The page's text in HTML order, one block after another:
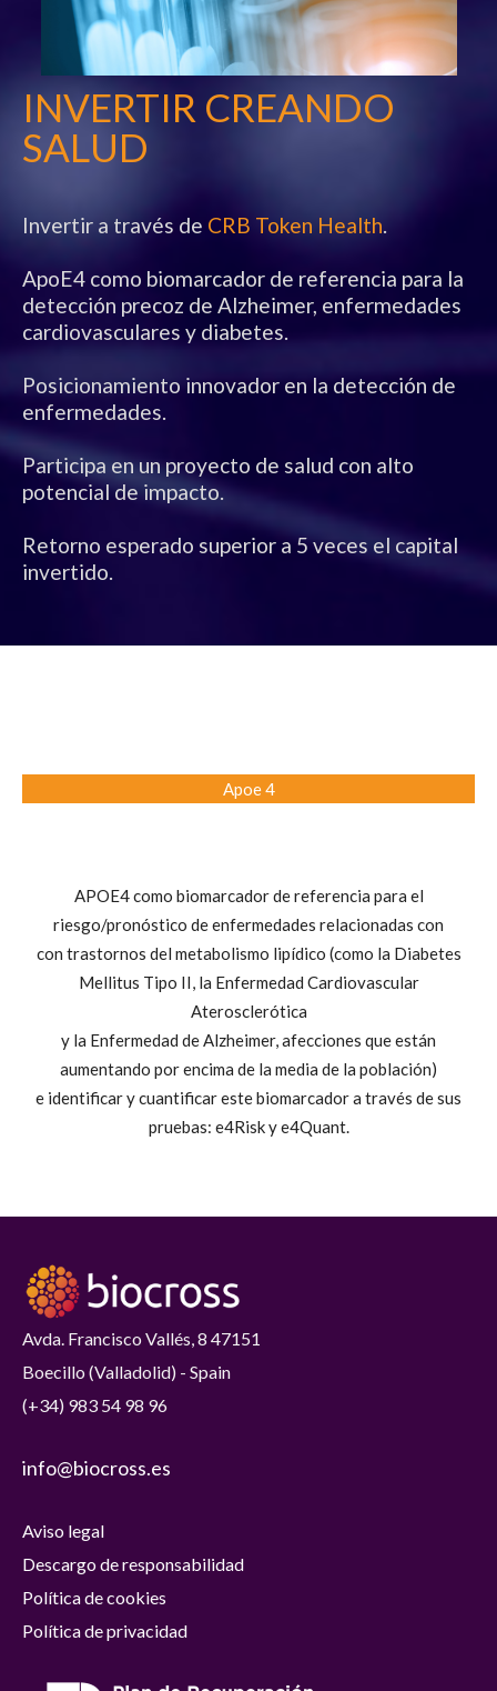
INVERTIR CREANDO
SALUD
Invertir a través de CRB Token Health.
ApoE4 como biomarcador de referencia para la
detección precoz de Alzheimer, enfermedades
cardiovasculares y diabetes.
Posicionamiento innovador en la detección de
enfermedades.
Participa en un proyecto de salud con alto
potencial de impacto.
Retorno esperado superior a 5 veces el capital
invertido.
Apoe 4
APOE4 como biomarcador de referencia para el
riesgo/pronóstico de enfermedades relacionadas con
con trastornos del metabolismo lipídico (como la Diabetes
Mellitus Tipo II, la Enfermedad Cardiovascular
Aterosclerótica
y la Enfermedad de Alzheimer, afecciones que están
aumentando por encima de la media de la población)
e identificar y cuantificar este biomarcador a través de sus
pruebas: e4Risk y e4Quant.
Avda. Francisco Vallés, 8 47151
Boecillo (Valladolid) - Spain
(+34) 983 54 98 96
info@biocross.es
Aviso legal
Descargo de responsabilidad
Política de cookies
Política de privacidad